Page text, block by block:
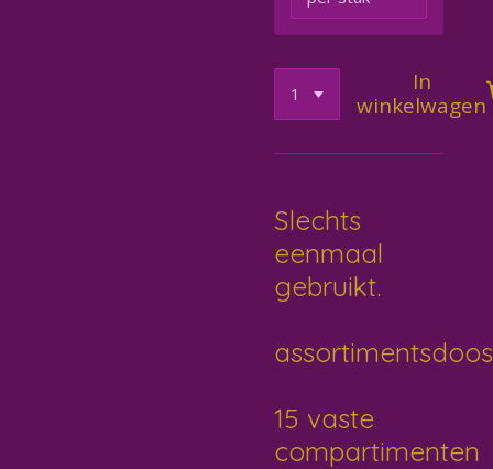
In
winkelwagen
Slechts
eenmaal
gebruikt.
assortimentsdoos
15 vaste
compartimenten